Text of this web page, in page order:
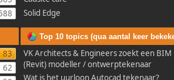
Solid Edge
83
62
Top 10 topics (qua aantal keer
VK Architects & Engineers zoekt een BIM
(Revit) modeller / ontwerptekenaar
Wat is het uurloon Autocad tekenaar?